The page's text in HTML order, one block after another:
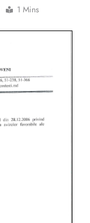
1 Mins